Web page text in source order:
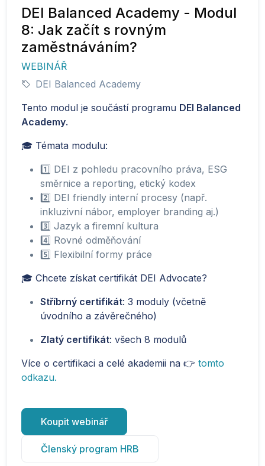
DEI Balanced Academy - Modul
8: Jak začít s rovným
zaměstnáváním?
WEBINÁŘ
DEI Balanced Academy
Tento modul je součástí programu DEI Balanced
Academy.
🎓 Témata modulu:
1️⃣ DEI z pohledu pracovního práva, ESG
směrnice a reporting, etický kodex
2️⃣ DEI friendly interní procesy (např.
inkluzivní nábor, employer branding aj.)
3️⃣ Jazyk a firemní kultura
4️⃣ Rovné odměňování
5️⃣ Flexibilní formy práce
🎓 Chcete získat certifikát DEI Advocate?
Stříbrný certifikát: 3 moduly (včetně
úvodního a závěrečného)
Zlatý certifikát: všech 8 modulů
Více o certifikaci a celé akademii na 👉 tomto
odkazu.
Koupit webinář
Členský program HRB